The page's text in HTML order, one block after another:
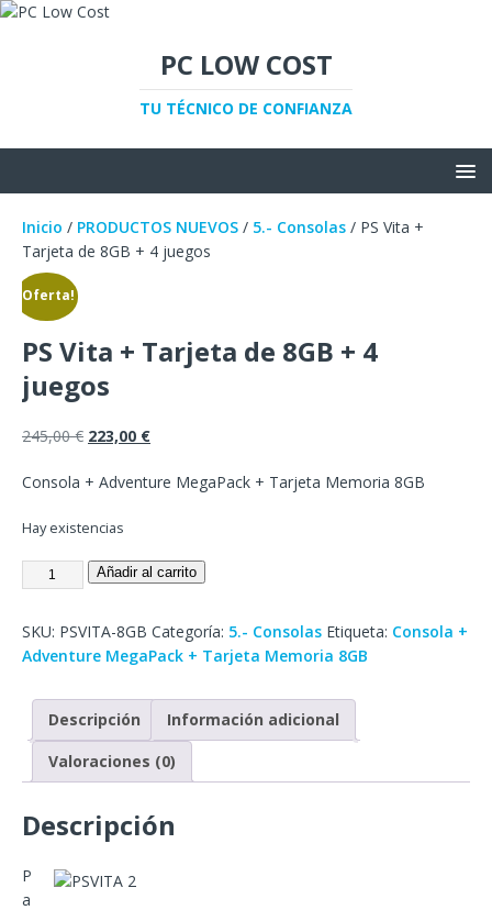
PC LOW COST
TU TÉCNICO DE CONFIANZA
Inicio / PRODUCTOS NUEVOS / 5.- Consolas / PS Vita +
Tarjeta de 8GB + 4 juegos
¡Oferta!
PS Vita + Tarjeta de 8GB + 4
juegos
245,00€ 223,00 €
Consola + Adventure MegaPack + Tarjeta Memoria 8GB
Hay existencias
Añadir al carrito
SKU: PSVITA-8GB Categoría: 5.- Consolas Etiqueta: Consola +
Adventure MegaPack + Tarjeta Memoria 8GB
Descripción
Información adicional
Valoraciones (0)
Descripción
P
a